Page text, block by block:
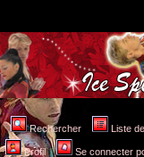
Rechercher Liste
Profil Se connecter